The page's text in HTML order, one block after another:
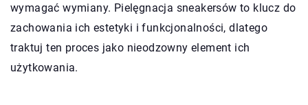
wymagać wymiany. Pielęgnacja sneakersów to klucz do
zachowania ich estetyki i funkcjonalności, dlatego
traktuj ten proces jako nieodzowny element ich
użytkowania.